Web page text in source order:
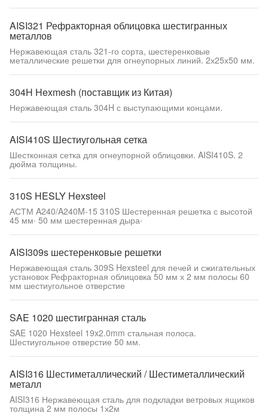
AISI321 Рефракторная облицовка шестигранных
металлов
Нержавеющая сталь 321-го сорта, шестеренковые
металлические решетки для огнеупорных линий. 2х25х50 мм.
304H Hexmesh (поставщик из Китая)
Нержавеющая сталь 304H с выступающими концами.
AISI410S Шестиугольная сетка
Шестконная сетка для огнеупорной облицовки. AISI410S. 2
дюйма толщины.
310S HESLY Hexsteel
АСТМ A240/A240M-15 310S Шестеренная решетка с высотой
45 мм∙ 50 мм шестеренная дыра∙
AISI309s шестеренковые решетки
Нержавеющая сталь 309S Hexsteel для печей и сжигательных
установок Рефракторная облицовка 50 мм х 2 мм полосы 60
мм шестиугольное отверстие
SAE 1020 шестигранная сталь
SAE 1020 Hexsteel 19x2.0mm стальная полоса.
Шестиугольное отверстие 50 мм.
AISI316 Шестиметаллический / Шестиметаллический
металл
AISI316 Нержавеющая сталь для подкладки ветровых ящиков
толщина 2 мм полосы 1х2м